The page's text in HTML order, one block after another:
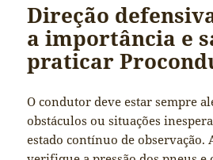
Direção
a importância e
praticar
O condutor deve estar sempre
obstáculos ou situações
estado contínuo de observação.